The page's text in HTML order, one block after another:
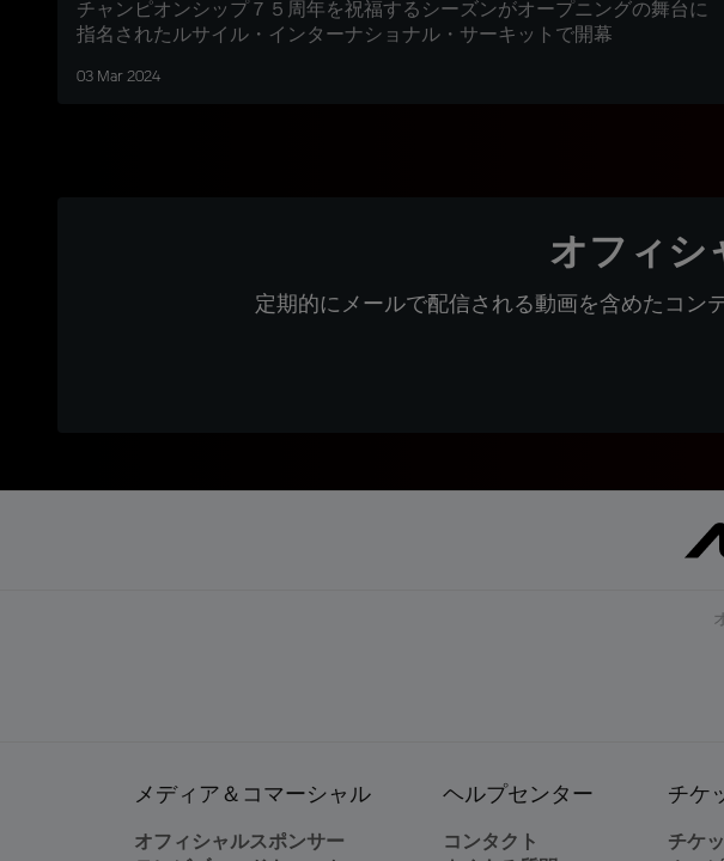
チャンピオンシップ７５周年を祝福するシーズンがオープニングの舞台に
指名されたルサイル・インターナショナル・サーキットで開幕
03 Mar 2024
オフィシ
定期的にメールで配信される動画を含めたコン
メディア＆コマーシャル
オフィシャルスポンサー
ヘルプセンター
コンタクト
チケ
チケ